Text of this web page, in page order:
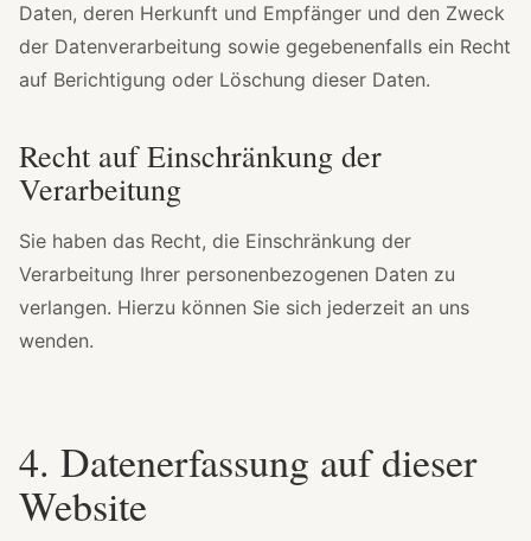
Daten, deren Herkunft und Empfänger und den Zweck
der Datenverarbeitung sowie gegebenenfalls ein Recht
auf Berichtigung oder Löschung dieser Daten.
Recht auf Einschränkung der
Verarbeitung
Sie haben das Recht, die Einschränkung der
Verarbeitung Ihrer personenbezogenen Daten zu
verlangen. Hierzu können Sie sich jederzeit an uns
wenden.
4. Datenerfassung auf dieser
Website